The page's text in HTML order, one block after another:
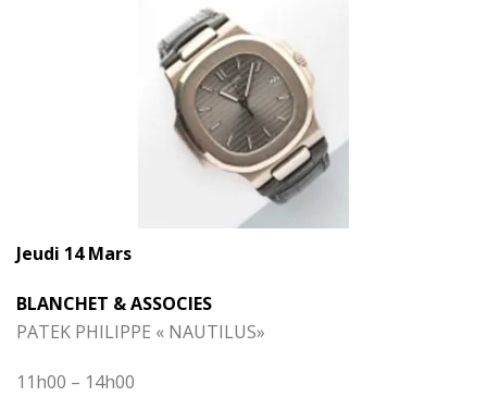
Jeudi 14 Mars
BLANCHET & ASSOCIES
PATEK PHILIPPE « NAUTILUS»
11h00 – 14h00